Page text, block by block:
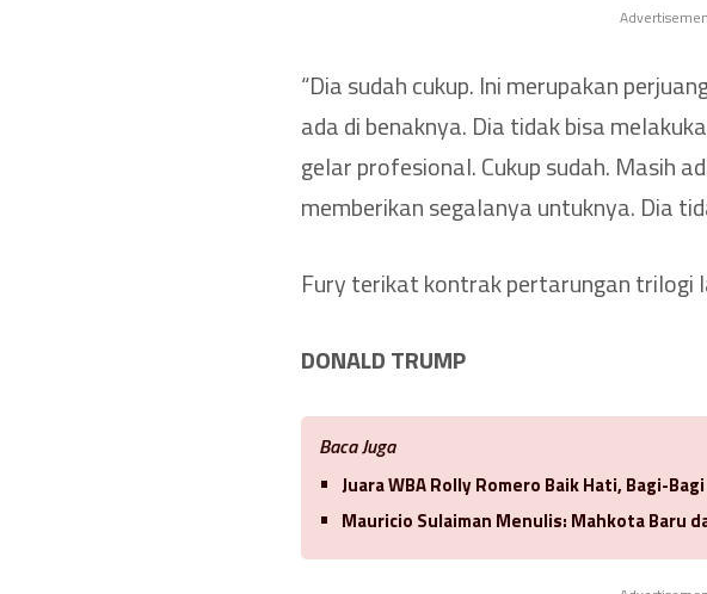
“Dia sudah cukup. Ini merupakan
ada di benaknya. Dia tidak bisa
gelar profesional. Cukup sudah. Masih
memberikan segalanya untuknya. Dia
Fury terikat kontrak pertarungan trilogi
DONALD TRUMP
Baca Juga
Juara WBA Rolly Romero Baik Hati, Bagi-
Mauricio Sulaiman Menulis: Mahkota Baru